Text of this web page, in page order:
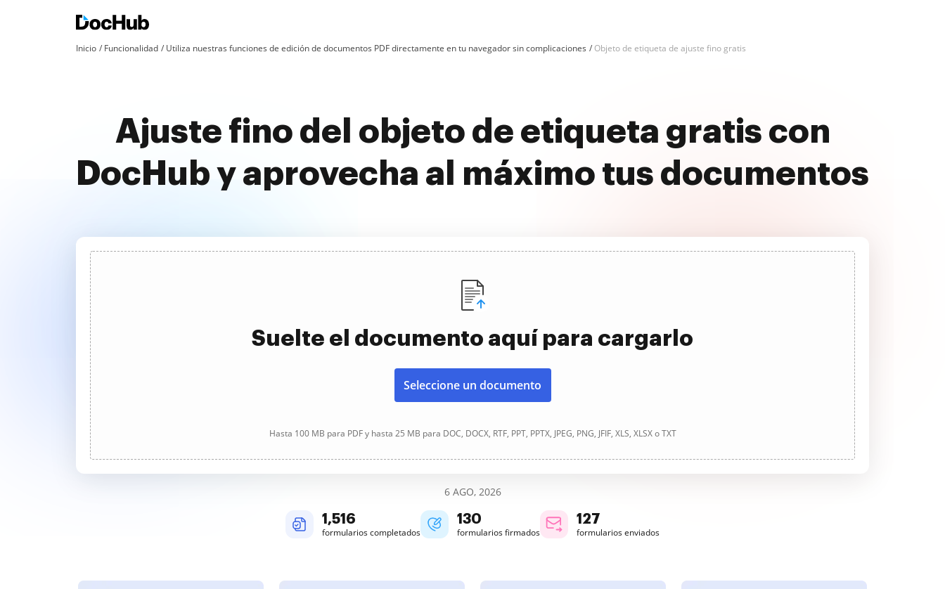
Inicio Funcionalidad Utiliza nuestras funciones de edición de documentos PDF directamente en tu navegador sin complicaciones Objeto de etiqueta de ajuste fino gratis
Ajuste fino del objeto de etiqueta gratis con
DocHub y aprovecha al máximo tus documentos
Suelte el documento aquí para cargarlo
Seleccione un documento
Hasta 100 MB para PDF y hasta 25 MB para DOC, DOCX, RTF, PPT, PPTX, JPEG, PNG, JFIF, XLS, XLSX o TXT
6 AGO, 2026
1,517
formularios completados
130
formularios firmados
127
formularios enviados